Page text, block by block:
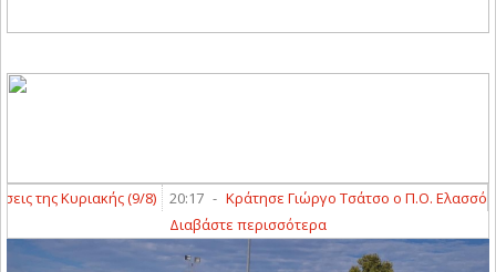
Κυριακής (9/8) 20:17 - Κράτησε Γιώργο Τσάτσο ο Π.Ο. Ελασσόνας
Διαβάστε περισσότερα